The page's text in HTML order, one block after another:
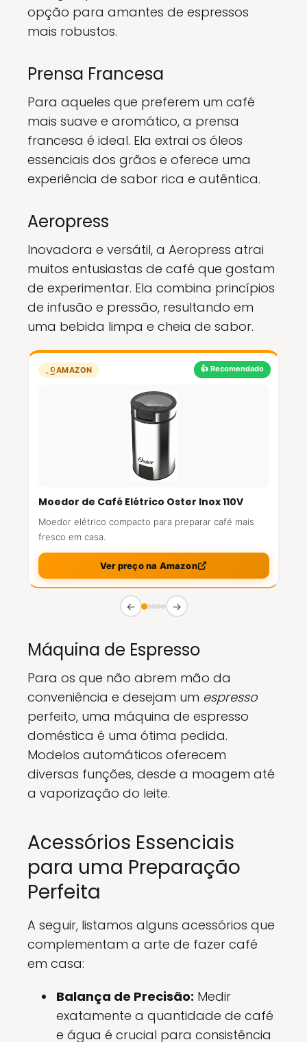
opção para amantes de espressos
mais robustos.
Prensa Francesa
Para aqueles que preferem um café
mais suave e aromático, a prensa
francesa é ideal. Ela extrai os óleos
essenciais dos grãos e oferece uma
experiência de sabor rica e autêntica.
Aeropress
Inovadora e versátil, a Aeropress atrai
muitos entusiastas de café que gostam
de experimentar. Ela combina princípios
de infusão e pressão, resultando em
uma bebida limpa e cheia de sabor.
👍 Recomendado
AMAZON
Moedor de Café Elétrico Oster Inox 110V
Moedor elétrico compacto para preparar café mais
fresco em casa.
Ver preço na Amazon
← →
Máquina de Espresso
Para os que não abrem mão da
conveniência e desejam um espresso
perfeito, uma máquina de espresso
doméstica é uma ótima pedida.
Modelos automáticos oferecem
diversas funções, desde a moagem até
a vaporização do leite.
Acessórios Essenciais
para uma Preparação
Perfeita
A seguir, listamos alguns acessórios que
complementam a arte de fazer café
em casa:
Balança de Precisão: Medir
exatamente a quantidade de café
e água é crucial para consistência